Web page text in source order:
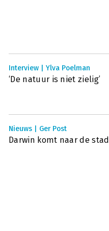
Interview | Ylva Poelman
‘De natuur is niet zielig’
Nieuws | Ger Post
Darwin komt naar de stad